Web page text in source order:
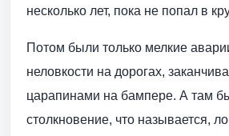
несколько лет, пока не попал в
Потом были только мелкие
неловкости на дорогах,
царапинами на бампере. А там
столкновение, что называется,